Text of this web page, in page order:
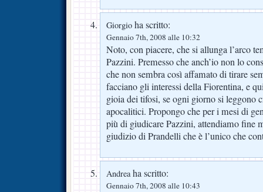
Giorgio ha scritto:
Gennaio 7th, 2008 alle 10:32
Noto, con piacere, che si allunga l’arco
Pazzini. Premesso che anch’io non lo
che non sembra così affamato di tirare
facciano gli interessi della Fiorentina, e
gioia dei tifosi, se ogni giorno si leggono
apocalitici. Propongo che per i mesi di
più di giudicare Pazzini, attendiamo fine
giudizio di Prandelli che è l’unico che
Andreaha scritto:
Gennaio 7th, 2008 alle 10:43